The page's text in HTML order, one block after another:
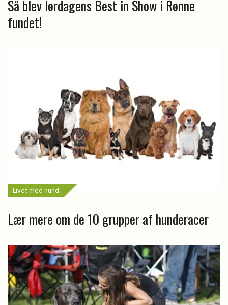
Så blev lørdagens Best in Show i Rønne
fundet!
Livet med hund
Lær mere om de 10 grupper af hunderacer